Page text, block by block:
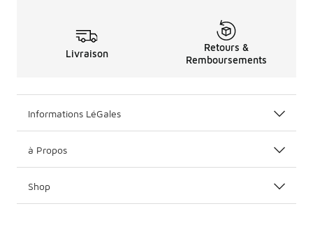
Livraison
Retours &
Remboursements
Informations LéGales
à Propos
Shop